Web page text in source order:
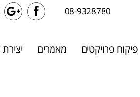
08-9328780
Facebook
פיקוח פרויקטים מאמרים